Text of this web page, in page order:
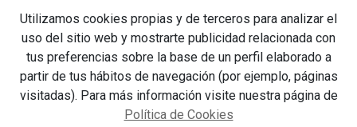
VISÍTANOS
Utilizamos cookies propias y de terceros para analizar el
uso del sitio web y mostrarte publicidad relacionada con
tus preferencias sobre la base de un perfil elaborado a
partir de tus hábitos de navegación (por ejemplo, páginas
visitadas). Para más información visite nuestra página de
Política de Cookies